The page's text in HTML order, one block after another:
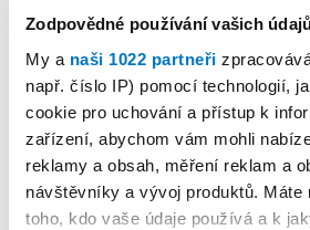
Zodpovědné používání vašich
My a naši 1022 partneři
např. číslo IP) pomocí technologií,
cookie pro uchování a přístup k
zařízení, abychom vám mohli
reklamy a obsah, měření reklam a
návštěvníky a vývoj produktů. Máte
toho, kdo vaše údaje používá a k
PETRA KLEMENTOVÁ
08. 08.